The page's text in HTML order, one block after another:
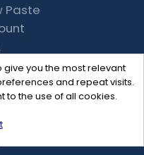
you the most relevant
and repeat visits.
to the use of all cookies.
Paste